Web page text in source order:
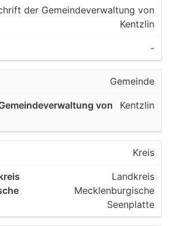
der Gemeindeverwaltung von
Kentzlin
-
Gemeinde
Kentzlin
Kreis
Landkreis
Mecklenburgische
Seenplatte